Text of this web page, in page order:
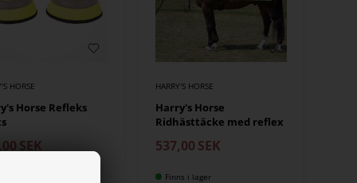
HORSE
Horse Refleks
SEK
HARRY'S HORSE
Harry's Horse
Ridhästtäcke med reflex
537,00 SEK
Finns i lager